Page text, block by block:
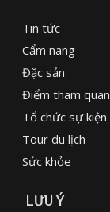
Tin tức
Cẩm nang
Đặc sản
Điểm tham quan
Tổ chức sự kiện
Tour du lịch
Sức khỏe
LƯU Ý